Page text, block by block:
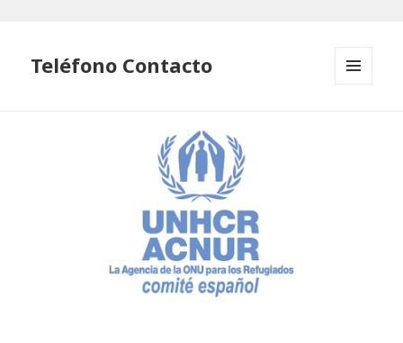
Teléfono Contacto